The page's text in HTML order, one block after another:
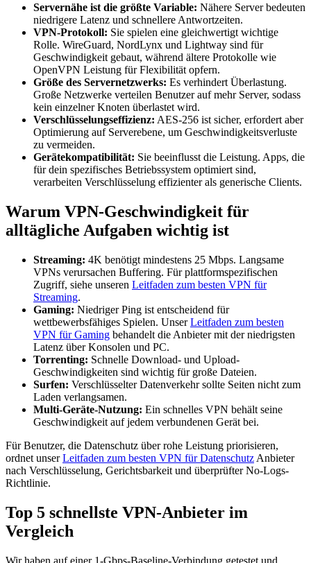
Servernähe ist die größte Variable: Nähere Server bedeuten
niedrigere Latenz und schnellere Antwortzeiten.
VPN-Protokoll: Sie spielen eine gleichwertigt wichtige
Rolle. WireGuard, NordLynx und Lightway sind für
Geschwindigkeit gebaut, während ältere Protokolle wie
OpenVPN Leistung für Flexibilität opfern.
Größe des Servernetzwerks: Es verhindert Überlastung.
Große Netzwerke verteilen Benutzer auf mehr Server, sodass
kein einzelner Knoten überlastet wird.
Verschlüsselungseffizienz: AES-256 ist sicher, erfordert aber
Optimierung auf Serverebene, um Geschwindigkeitsverluste
zu vermeiden.
Gerätekompatibilität: Sie beeinflusst die Leistung. Apps, die
für dein spezifisches Betriebssystem optimiert sind,
verarbeiten Verschlüsselung effizienter als generische Clients.
Warum VPN-Geschwindigkeit für
alltägliche Aufgaben wichtig ist
Streaming: 4K benötigt mindestens 25 Mbps. Langsame
VPNs verursachen Buffering. Für plattformspezifischen
Zugriff, siehe unseren Leitfaden zum besten VPN für
Streaming.
Gaming: Niedriger Ping ist entscheidend für
wettbewerbsfähiges Spielen. UnserLeitfaden zum besten
VPN für Gaming behandelt die Anbieter mit der niedrigsten
Latenz über Konsolen und PC.
Torrenting: Schnelle Download- und Upload-
Geschwindigkeiten sind wichtig für große Dateien.
Surfen: Verschlüsselter Datenverkehr sollte Seiten nicht zum
Laden verlangsamen.
Multi-Geräte-Nutzung: Ein schnelles VPN behält seine
Geschwindigkeit auf jedem verbundenen Gerät bei.
Für Benutzer, die Datenschutz über rohe Leistung priorisieren,
ordnet unserLeitfaden zum besten VPN für Datenschutz Anbieter
nach Verschlüsselung, Gerichtsbarkeit und überprüfter No-Logs-
Richtlinie.
Top 5 schnellste VPN-Anbieter im
Vergleich
Wir haben auf einer 1-Gbps-Baseline-Verbindung getestet und